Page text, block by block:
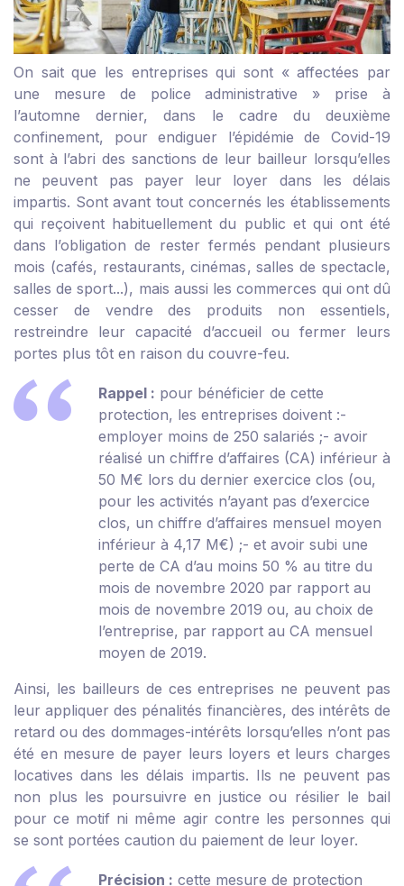
On sait que les entreprises qui sont « affectées par
une mesure de police administrative » prise à
l’automne dernier, dans le cadre du deuxième
confinement, pour endiguer l’épidémie de Covid-19
sont à l’abri des sanctions de leur bailleur lorsqu’elles
ne peuvent pas payer leur loyer dans les délais
impartis. Sont avant tout concernés les établissements
qui reçoivent habituellement du public et qui ont été
dans l’obligation de rester fermés pendant plusieurs
mois (cafés, restaurants, cinémas, salles de spectacle,
salles de sport...), mais aussi les commerces qui ont dû
cesser de vendre des produits non essentiels,
restreindre leur capacité d’accueil ou fermer leurs
portes plus tôt en raison du couvre-feu.
Rappel : pour bénéficier de cette
protection, les entreprises doivent :-
employer moins de 250 salariés ;- avoir
réalisé un chiffre d’affaires (CA) inférieur à
50 M€ lors du dernier exercice clos (ou,
pour les activités n’ayant pas d’exercice
clos, un chiffre d’affaires mensuel moyen
inférieur à 4,17 M€) ;- et avoir subi une
perte de CA d’au moins 50 % au titre du
mois de novembre 2020 par rapport au
mois de novembre 2019 ou, au choix de
l’entreprise, par rapport au CA mensuel
moyen de 2019.
Ainsi, les bailleurs de ces entreprises ne peuvent pas
leur appliquer des pénalités financières, des intérêts de
retard ou des dommages-intérêts lorsqu’elles n’ont pas
été en mesure de payer leurs loyers et leurs charges
locatives dans les délais impartis. Ils ne peuvent pas
non plus les poursuivre en justice ou résilier le bail
pour ce motif ni même agir contre les personnes qui
se sont portées caution du paiement de leur loyer.
Précision : cette mesure de protection